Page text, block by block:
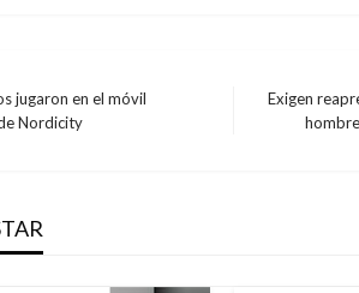
jugaron en el móvil
Nordicity
Entrada
Exigen